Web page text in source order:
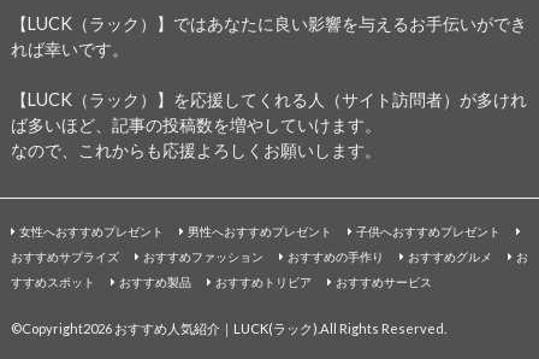
【LUCK（ラック）】ではあなたに良い影響を与えるお手伝いができ
れば幸いです。
【LUCK（ラック）】を応援してくれる人（サイト訪問者）が多けれ
ば多いほど、記事の投稿数を増やしていけます。
なので、これからも応援よろしくお願いします。
女性へおすすめプレゼント 男性へおすすめプレゼント
子供へおすすめプレゼント
おすすめサプライズ
おすすめファッション おすすめの手作り おすすめグルメ
お
すすめスポット
おすすめ製品 おすすめトリビア おすすめサービス
©Copyright2026 おすすめ人気紹介｜LUCK(ラック) .All Rights Reserved.